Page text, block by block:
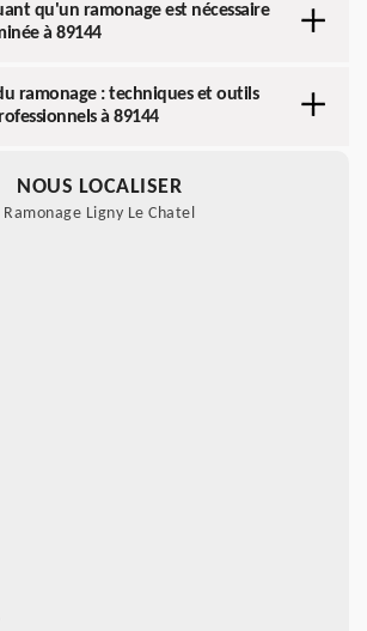
qu'un ramonage est nécessaire
à 89144
ramonage : techniques et outils
à 89144
NOUS LOCALISER
Ramonage Ligny Le Chatel